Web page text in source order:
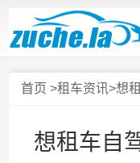
首页 >租车资讯>想
想租车自